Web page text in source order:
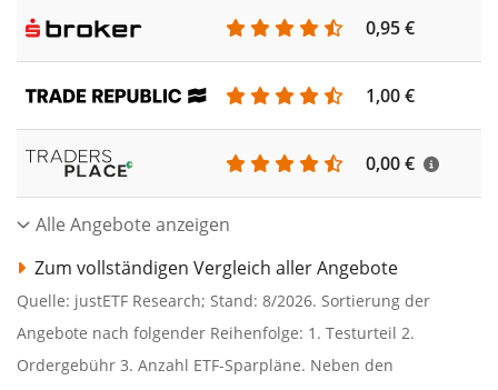
0,95 €
1,00 €
0,00 €
Alle Angebote anzeigen
Zum vollständigen Vergleich aller Angebote
Quelle: justETF Research; Stand: 8/2026. Sortierung der
Angebote nach folgender Reihenfolge: 1. Testurteil 2.
Ordergebühr 3. Anzahl ETF-Sparpläne. Neben den